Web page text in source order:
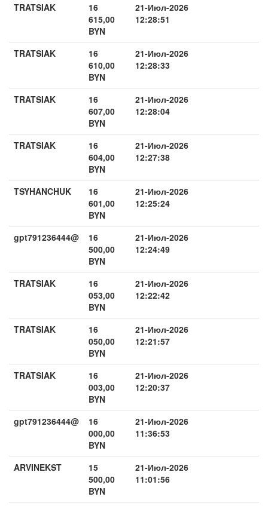
TRATSIAK
16
615,00
BYN
21-Июл-2026
12:28:51
TRATSIAK
16
610,00
BYN
21-Июл-2026
12:28:33
TRATSIAK
16
607,00
BYN
21-Июл-2026
12:28:04
TRATSIAK
16
604,00
BYN
21-Июл-2026
12:27:38
TSYHANCHUK
16
601,00
BYN
21-Июл-2026
12:25:24
gpt791236444@
16
500,00
BYN
21-Июл-2026
12:24:49
TRATSIAK
16
053,00
BYN
21-Июл-2026
12:22:42
TRATSIAK
16
050,00
BYN
21-Июл-2026
12:21:57
TRATSIAK
16
003,00
BYN
21-Июл-2026
12:20:37
gpt791236444@
16
000,00
BYN
21-Июл-2026
11:36:53
ARVINEKST
15
500,00
BYN
21-Июл-2026
11:01:56